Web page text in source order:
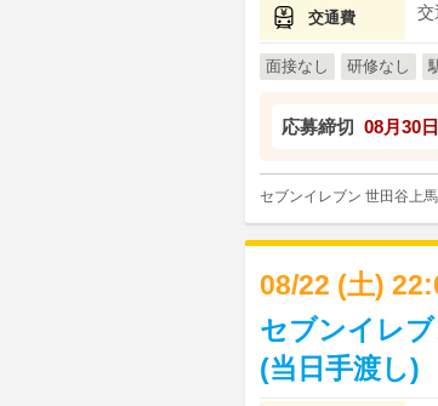
交通費 交
面接なし 研修なし
応募締切 08月30日
セブンイレブン 世田谷上
08/22 (土)
セブンイレ
(当日手渡し)